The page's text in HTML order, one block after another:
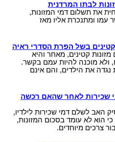
לבתו המרדנית
ביקש להפחית את תשלום דמי המזונות,
ומתנכרת אליו מאז
בשל הפרת הסדרי ראיה
קטינים, מאחר והיא
מוכנה להיות עמם בקשר.
את הילדים, והם אינם
שכירות לאחר שהאם רכשה
האב לשלם דמי שכירות לילדיו,
הוא לא עומד בסכום המזונות,
צרכים מיוחדים.